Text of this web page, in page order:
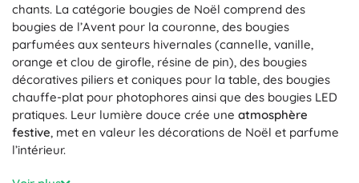
chants. La catégorie bougies de Noël comprend des
bougies de l’Avent pour la couronne, des bougies
parfumées aux senteurs hivernales (cannelle, vanille,
orange et clou de girofle, résine de pin), des bougies
décoratives piliers et coniques pour la table, des bougies
chauffe-plat pour photophores ainsi que des bougies LED
pratiques. Leur lumière douce crée une atmosphère
festive, met en valeur les décorations de Noël et parfume
l’intérieur.
Faites votre choix parmi différents matériaux : paraffine